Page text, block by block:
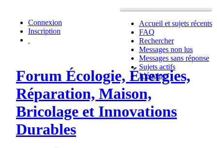
Accueil et sujets récents
FAQ
Rechercher
Messages non lus
Messages sans réponse
Sujets actifs
L’équipe
Connexion
Inscription
Forum Écologie, Énergies,
Réparation, Maison,
Bricolage et Innovations
Durables